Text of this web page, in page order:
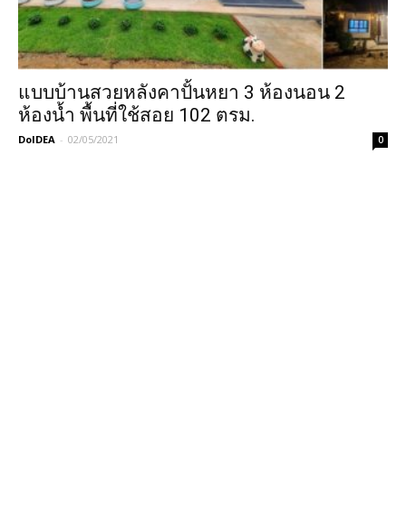
แบบบ้านสวยหลังคาปั้นหยา 3 ห้องนอน 2
ห้องน้ำ พื้นที่ใช้สอย 102 ตรม.
DoIDEA - 02/05/2021 0